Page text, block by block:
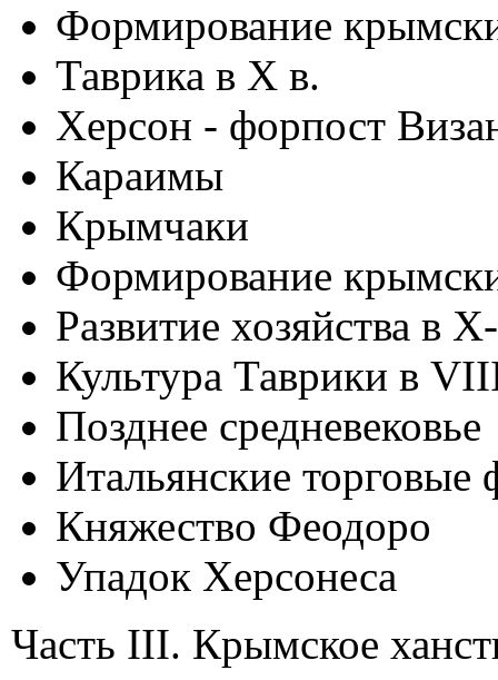
Формирование
Таврика в Х в.
Херсон - форпост
Караимы
Крымчаки
Формирование
Развитие хозяйства в
Культура Таврики в
Позднее средневековье
Итальянские
Княжество Феодоро
Упадок Херсонеса
Часть III. Крымское